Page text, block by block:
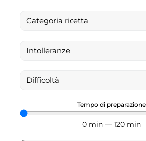
Categoria ricetta
Intolleranze
Difficoltà
Tempo di preparazione
0 min— 120 min